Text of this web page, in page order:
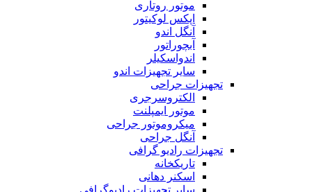
موتور روتاری
اپکس لوکیتور
آنگل اندو
آبچوراتور
اندواسکیلر
سایر تجهیزات اندو
تجهیزات جراحی
الکتروسرجری
موتور ایمپلنت
میکروموتور جراحی
آنگل جراحی
تجهیزات رادیو گرافی
تاریکخانه
اسکنر دهانی
سایر تجهیزات رادیوگرافی